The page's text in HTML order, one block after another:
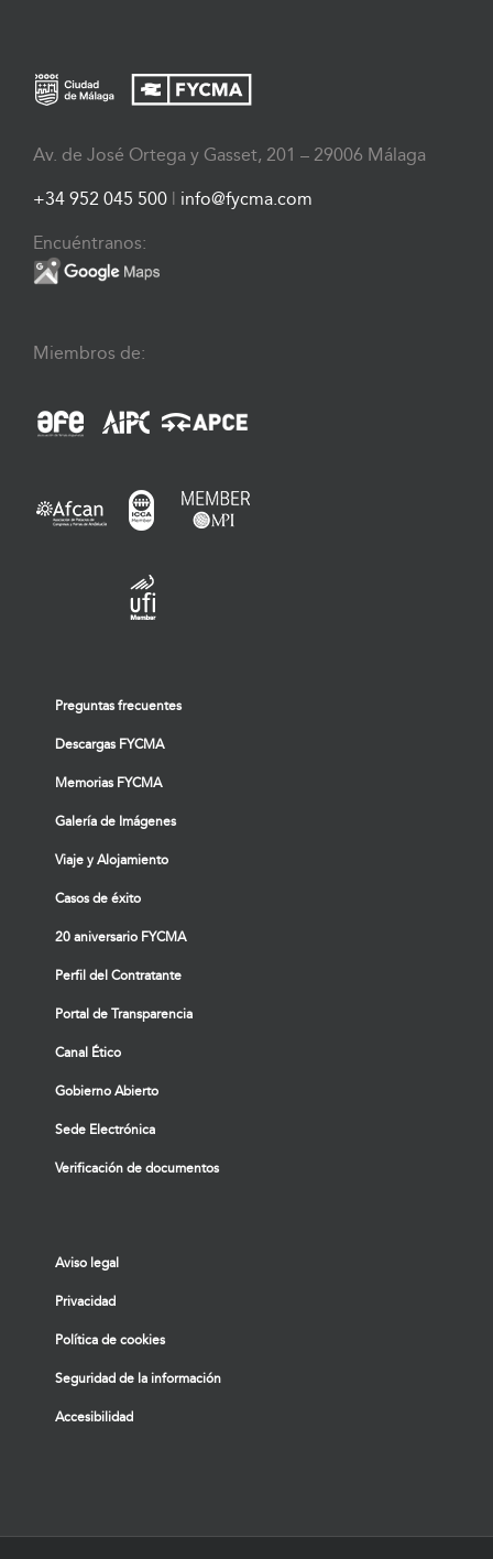
Av. de José Ortega y Gasset, 201 – 29006 Málaga
+34 952 045 500 | info@fycma.com
Encuéntranos:
Miembros de:
Preguntas frecuentes
Descargas FYCMA
Memorias FYCMA
Galería de Imágenes
Viaje y Alojamiento
Casos de éxito
20 aniversario FYCMA
Perfil del Contratante
Portal de Transparencia
Canal Ético
Gobierno Abierto
Sede Electrónica
Verificación de documentos
Aviso legal
Privacidad
Política de cookies
Seguridad de la información
Accesibilidad